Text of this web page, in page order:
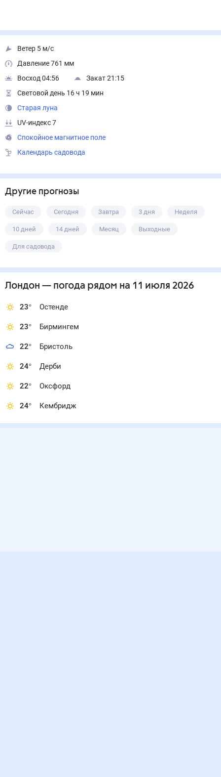
Ветер 5 м/с
Давление 761 мм
Восход 04:56
Закат 21:15
Световой день 16 ч 19 мин
Старая луна
UV-индекс 7
Спокойное магнитное поле
Календарь садовода
Другие прогнозы
Сейчас Сегодня Завтра 3 дня Неделя
10 дней 14 дней Месяц Выходные
Для садовода
Лондон — погода рядом на 11 июля 2026
23° Остенде
23° Бирмингем
22° Бристоль
24° Дерби
22° Оксфорд
24° Кембридж